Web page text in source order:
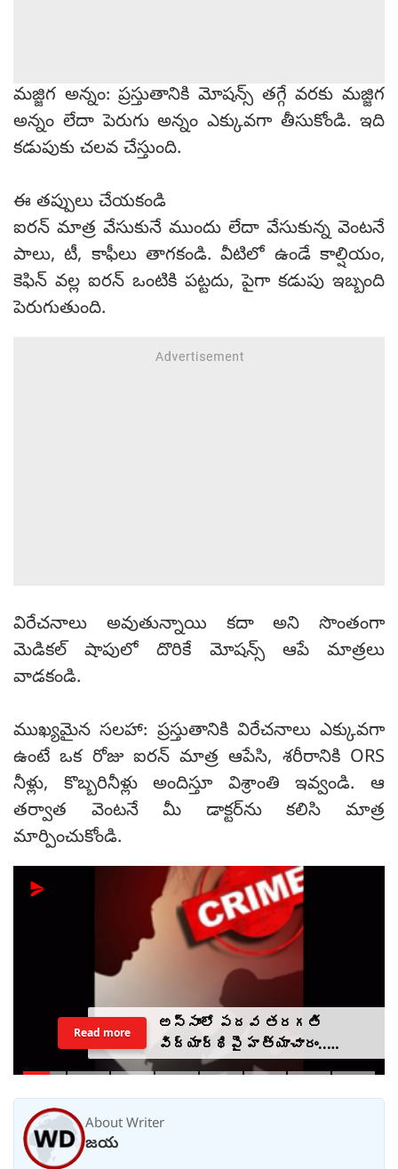
మజ్జిగ అన్నం: ప్రస్తుతానికి మోషన్స్ తగ్గే వరకు మజ్జిగ
అన్నం లేదా పెరుగు అన్నం ఎక్కువగా తీసుకోండి. ఇది
కడుపుకు చలవ చేస్తుంది.
ఈ తప్పులు చేయకండి
ఐరన్ మాత్ర వేసుకునే ముందు లేదా వేసుకున్న వెంటనే
పాలు, టీ, కాఫీలు తాగకండి. వీటిలో ఉండే కాల్షియం,
కెఫిన్ వల్ల ఐరన్ ఒంటికి పట్టదు, పైగా కడుపు ఇబ్బంది
పెరుగుతుంది.
విరేచనాలు అవుతున్నాయి కదా అని సొంతంగా
మెడికల్ షాపులో దొరికే మోషన్స్ ఆపే మాత్రలు
వాడకండి.
ముఖ్యమైన సలహా: ప్రస్తుతానికి విరేచనాలు ఎక్కువగా
ఉంటే ఒక రోజు ఐరన్ మాత్ర ఆపేసి, శరీరానికి ORS
నీళ్లు, కొబ్బరినీళ్లు అందిస్తూ విశ్రాంతి ఇవ్వండి. ఆ
తర్వాత వెంటనే మీ డాక్టర్‌ను కలిసి మాత్ర
మార్పించుకోండి.
అస్సాంలో పదవ తరగతి
విద్యార్థిపై హత్యాచారం..
ఫంక్షన్‌కు వెళ్లిన తల్లి..
Read more
About Writer
జయ